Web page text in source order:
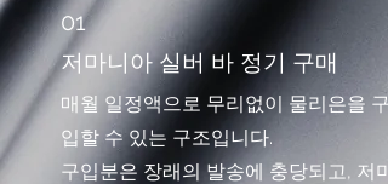
01
저마니아 실버 바 정기 구매
매월 일정액으로 무리없이 물리은을 구
입할 수 있는 구조입니다.
구입분은 장래의 발송에 충당되고, 저마